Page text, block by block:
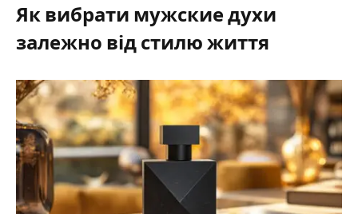
Як вибрати мужские духи
залежно від стилю життя